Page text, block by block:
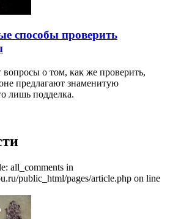
способы проверить
вопросы о том, как же проверить,
предлагают знаменитую
лишь подделка.
all_comments in
public_html/pages/article.php on line